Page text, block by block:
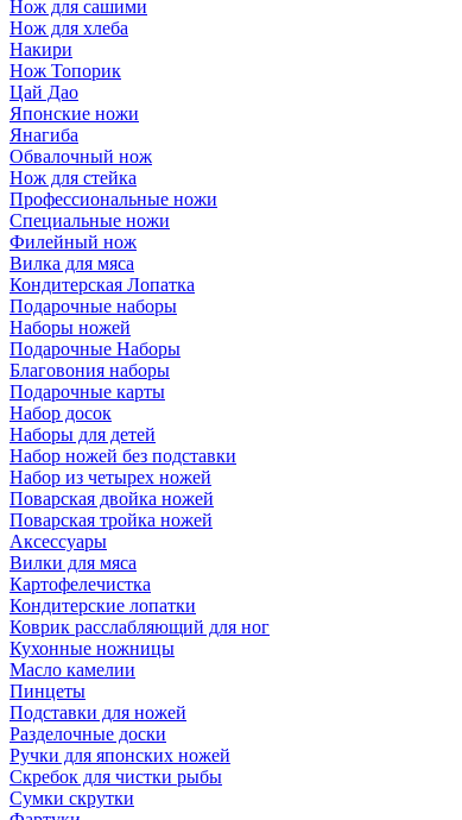
Нож для сашими
Нож для хлеба
Накири
Нож Топорик
Цай Дао
Японские ножи
Янагиба
Обвалочный нож
Нож для стейка
Профессиональные ножи
Специальные ножи
Филейный нож
Вилка для мяса
Кондитерская Лопатка
Подарочные наборы
Наборы ножей
Подарочные Наборы
Благовония наборы
Подарочные карты
Набор досок
Наборы для детей
Набор ножей без подставки
Набор из четырех ножей
Поварская двойка ножей
Поварская тройка ножей
Аксессуары
Вилки для мяса
Картофелечистка
Кондитерские лопатки
Коврик расслабляющий для ног
Кухонные ножницы
Масло камелии
Пинцеты
Подставки для ножей
Разделочные доски
Ручки для японских ножей
Скребок для чистки рыбы
Сумки скрутки